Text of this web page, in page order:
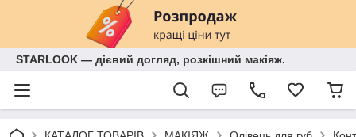
STARLOOK — дієвий догляд, розкішний макіяж.